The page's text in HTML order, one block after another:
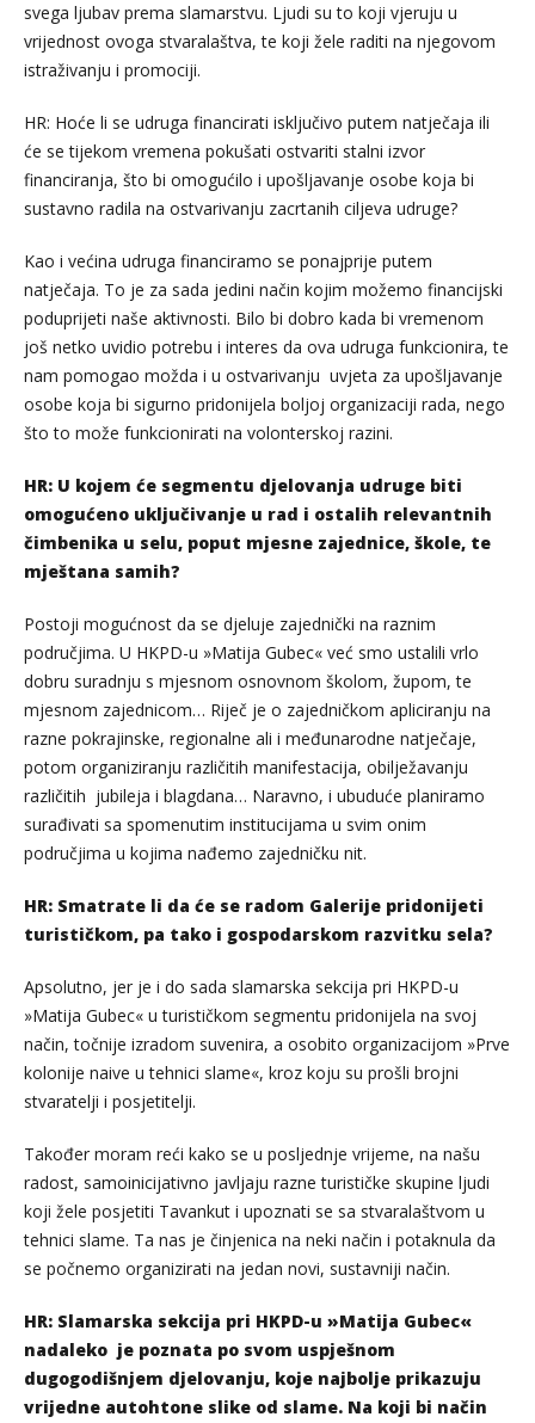
svega ljubav prema slamarstvu. Ljudi su to koji vjeruju u
vrijednost ovoga stvaralaštva, te koji žele raditi na njegovom
istraživanju i promociji.
HR: Hoće li se udruga financirati isključivo putem natječaja ili
će se tijekom vremena pokušati ostvariti stalni izvor
financiranja, što bi omogućilo i upošljavanje osobe koja bi
sustavno radila na ostvarivanju zacrtanih ciljeva udruge?
Kao i većina udruga financiramo se ponajprije putem
natječaja. To je za sada jedini način kojim možemo financijski
poduprijeti naše aktivnosti. Bilo bi dobro kada bi vremenom
još netko uvidio potrebu i interes da ova udruga funkcionira, te
nam pomogao možda i u ostvarivanju uvjeta za upošljavanje
osobe koja bi sigurno pridonijela boljoj organizaciji rada, nego
što to može funkcionirati na volonterskoj razini.
HR: U kojem će segmentu djelovanja udruge biti
omogućeno uključivanje u rad i ostalih relevantnih
čimbenika u selu, poput mjesne zajednice, škole, te
mještana samih?
Postoji mogućnost da se djeluje zajednički na raznim
područjima. U HKPD-u »Matija Gubec« već smo ustalili vrlo
dobru suradnju s mjesnom osnovnom školom, župom, te
mjesnom zajednicom… Riječ je o zajedničkom apliciranju na
razne pokrajinske, regionalne ali i međunarodne natječaje,
potom organiziranju različitih manifestacija, obilježavanju
različitih jubileja i blagdana… Naravno, i ubuduće planiramo
surađivati sa spomenutim institucijama u svim onim
područjima u kojima nađemo zajedničku nit.
HR: Smatrate li da će se radom Galerije pridonijeti
turističkom, pa tako i gospodarskom razvitku sela?
Apsolutno, jer je i do sada slamarska sekcija pri HKPD-u
»Matija Gubec« u turističkom segmentu pridonijela na svoj
način, točnije izradom suvenira, a osobito organizacijom »Prve
kolonije naive u tehnici slame«, kroz koju su prošli brojni
stvaratelji i posjetitelji.
Također moram reći kako se u posljednje vrijeme, na našu
radost, samoinicijativno javljaju razne turističke skupine ljudi
koji žele posjetiti Tavankut i upoznati se sa stvaralaštvom u
tehnici slame. Ta nas je činjenica na neki način i potaknula da
se počnemo organizirati na jedan novi, sustavniji način.
HR: Slamarska sekcija pri HKPD-u »Matija Gubec«
nadaleko je poznata po svom uspješnom
dugogodišnjem djelovanju, koje najbolje prikazuju
vrijedne autohtone slike od slame. Na koji bi način